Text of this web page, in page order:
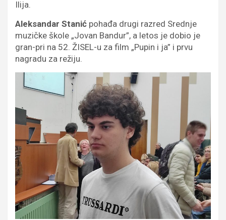
Ilija.
Aleksandar Stanić pohađa drugi razred Srednje
muzičke škole „Jovan Bandur”, a letos je dobio je
gran-pri na 52. ŽISEL-u za film „Pupin i ja” i prvu
nagradu za režiju.